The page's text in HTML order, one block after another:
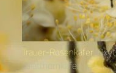
Trauer-Rosenkäfer
„Blatthornkäfer“